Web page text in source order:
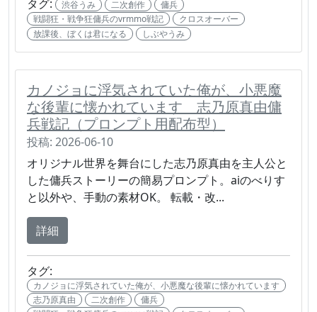
タグ: 渋谷うみ 二次創作
傭兵
戦闘狂・戦争狂傭兵のvrmmo戦記
クロスオーバー
放課後、ぼくは君になる
しぶやうみ
カノジョに浮気されていた俺が、小悪魔
な後輩に懐かれています 志乃原真由傭
兵戦記（プロンプト用配布型）
投稿: 2026-06-10
オリジナル世界を舞台にした志乃原真由を主人公と
した傭兵ストーリーの簡易プロンプト。aiのべりす
と以外や、手動の素材OK。 転載・改...
詳細
タグ:
カノジョに浮気されていた俺が、小悪魔な後輩に懐かれています
志乃原真由
二次創作
傭兵